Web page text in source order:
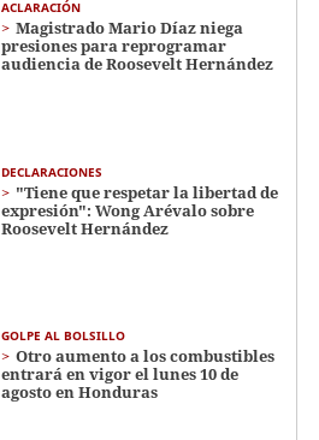
ACLARACIÓN
Magistrado Mario Díaz niega
presiones para reprogramar
audiencia de Roosevelt Hernández
DECLARACIONES
"Tiene que respetar la libertad de
expresión": Wong Arévalo sobre
Roosevelt Hernández
GOLPE AL BOLSILLO
Otro aumento a los combustibles
entrará en vigor el lunes 10 de
agosto en Honduras